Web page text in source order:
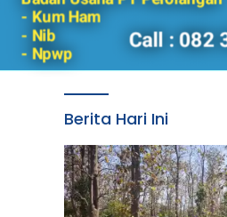
Berita Hari Ini